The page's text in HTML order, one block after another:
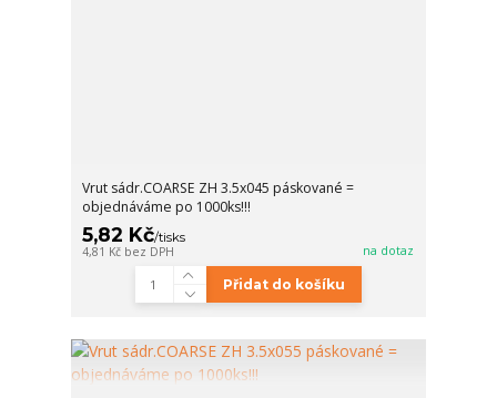
Vrut sádr.COARSE ZH 3.5x045 páskované =
objednáváme po 1000ks!!!
5,82 Kč/tisks
4,81 Kč bez DPH na dotaz
Přidat do košíku